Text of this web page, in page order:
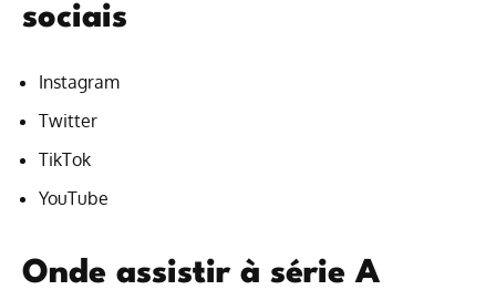
sociais
Instagram
Twitter
TikTok
YouTube
Onde assistir à série A